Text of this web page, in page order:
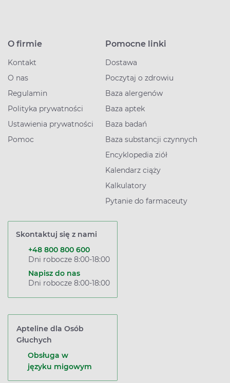
O firmie
Kontakt
O nas
Regulamin
Polityka prywatności
Ustawienia prywatności
Pomoc
Pomocne linki
Dostawa
Poczytaj o zdrowiu
Baza alergenów
Baza aptek
Baza badań
Baza substancji czynnych
Encyklopedia ziół
Kalendarz ciąży
Kalkulatory
Pytanie do farmaceuty
Skontaktuj się z nami
+48 800 800 600
Dni robocze 8:00-18:00
Napisz do nas
Dni robocze 8:00-18:00
Apteline dla Osób
Głuchych
Obsługa w
języku migowym